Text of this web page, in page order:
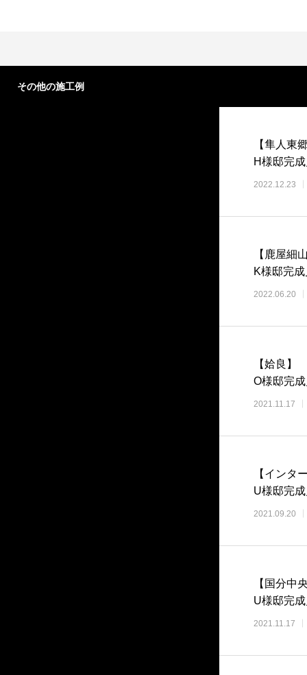
その他の施工例
【隼人東
H様邸完
2022.12.23
【鹿屋細
K様邸完
2022.06.20
【姶良】
O様邸完
2021.11.17
【インタ
U様邸完
2021.09.20
【国分中
U様邸完
2021.11.17